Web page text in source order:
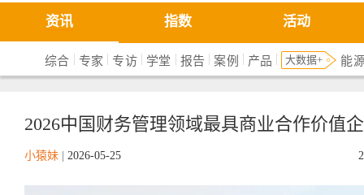
资讯 指数 活动
综合 | 专家 |专访| 学堂 | 报告 | 案例 | 产品 | 大数据+ 能
2026中国财务管理领域最具商业合作价值
小猿妹 2026-05-25